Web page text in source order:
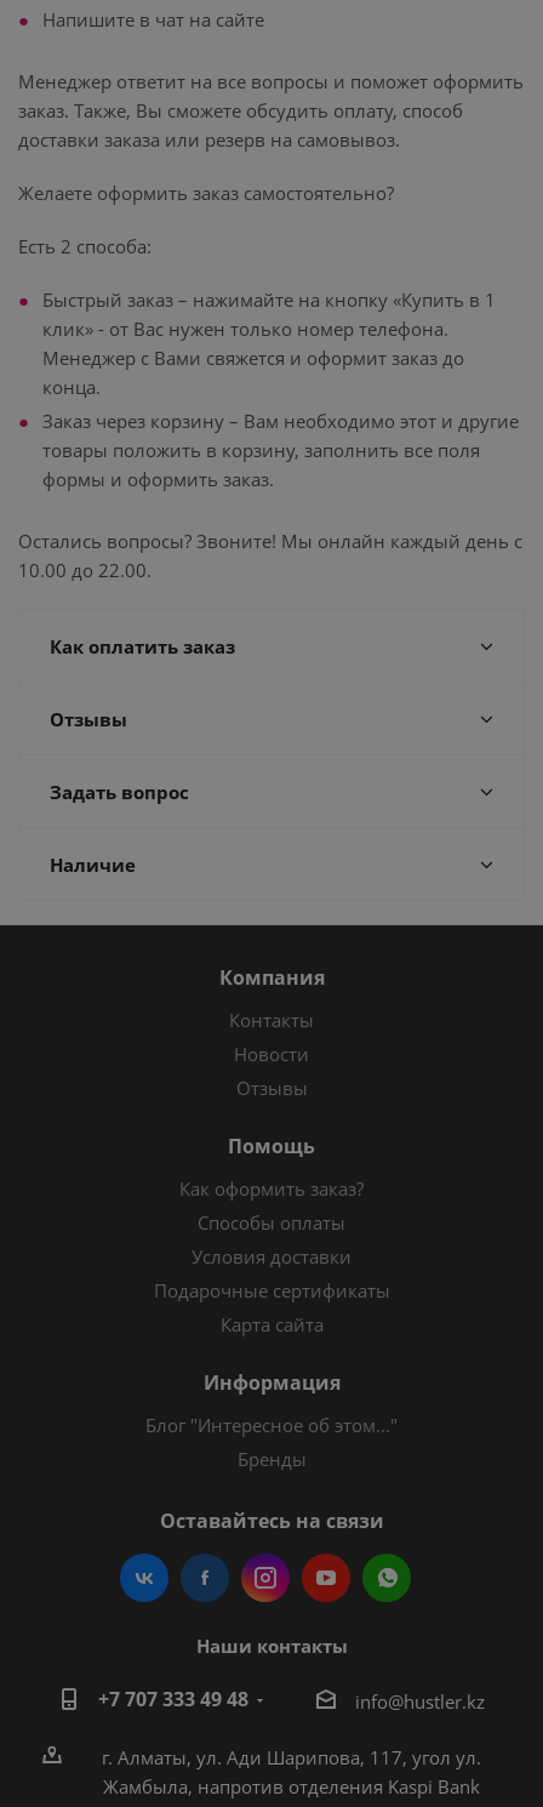
Напишите в чат на сайте
Менеджер ответит на все вопросы и поможет оформить
заказ. Также, Вы сможете обсудить оплату, способ
доставки заказа или резерв на самовывоз.
Желаете оформить заказ самостоятельно?
Есть 2 способа:
Быстрый заказ – нажимайте на кнопку «Купить в 1
клик» - от Вас нужен только номер телефона.
Менеджер с Вами свяжется и оформит заказ до
конца.
Заказ через корзину – Вам необходимо этот и другие
товары положить в корзину, заполнить все поля
формы и оформить заказ.
Остались вопросы? Звоните! Мы онлайн каждый день с
10.00 до 22.00.
Как оплатить заказ
Отзывы
Задать вопрос
Наличие
Компания
Контакты
Новости
Отзывы
Помощь
Как оформить заказ?
Способы оплаты
Условия доставки
Подарочные сертификаты
Карта сайта
Информация
Блог "Интересное об этом..."
Бренды
Оставайтесь на связи
Наши контакты
+7 707 333 49 48 info@hustler.kz
г. Алматы, ул. Ади Шарипова, 117, угол ул.
Жамбыла, напротив отделения Kaspi Bank